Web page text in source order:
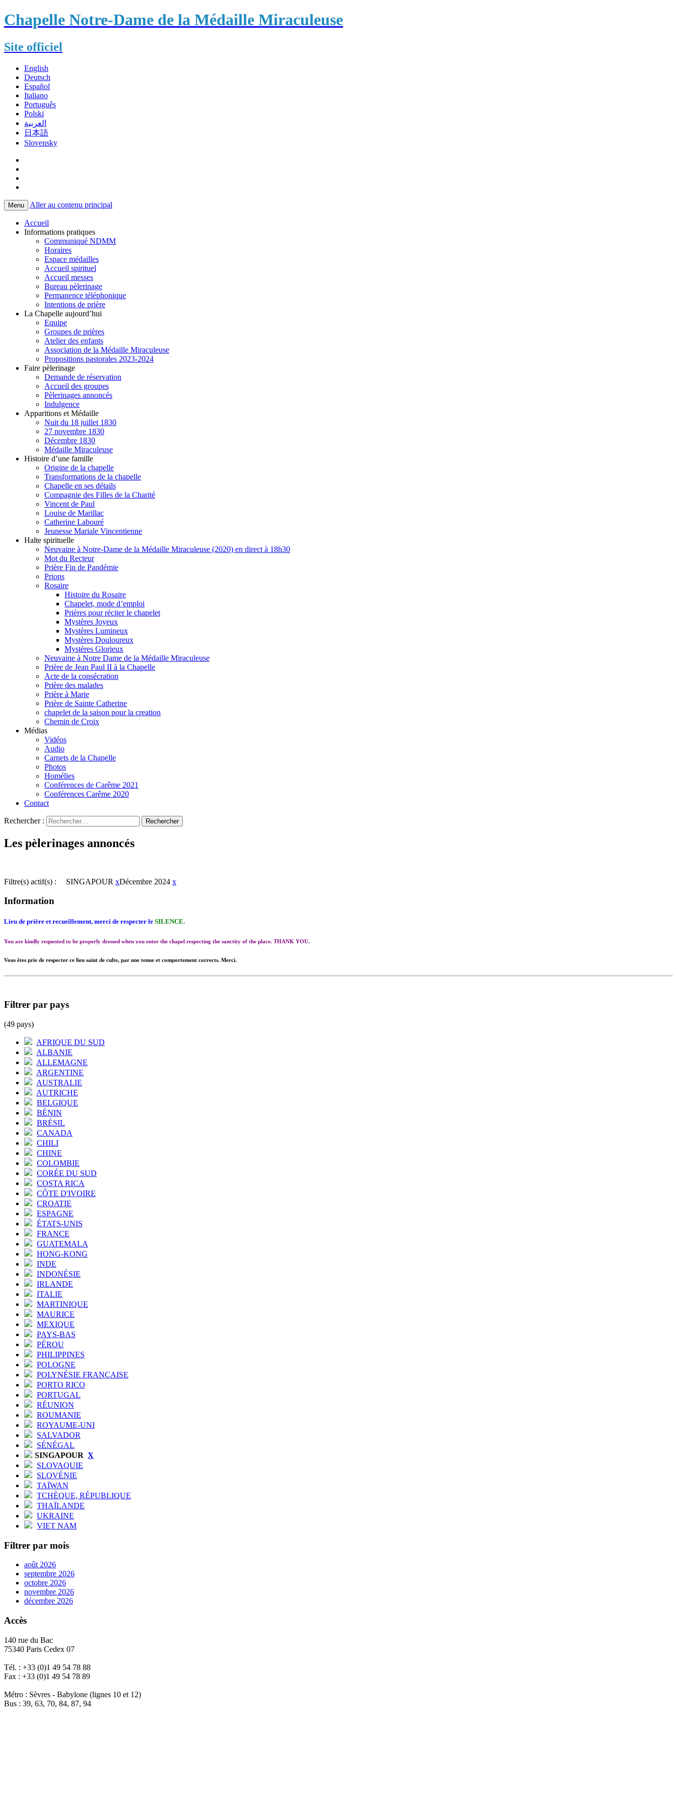
Chapelle Notre-Dame de la Médaille Miraculeuse
Site officiel
English
Deutsch
Español
Italiano
Português
Polski
العربية
日本語
Slovensky
Menu Aller au contenu principal
Accueil
Informations pratiques
Communiqué NDMM
Horaires
Espace médailles
Accueil spirituel
Accueil messes
Bureau pèlerinage
Permanence téléphonique
Intentions de prière
La Chapelle aujourd’hui
Equipe
Groupes de prières
Atelier des enfants
Association de la Médaille Miraculeuse
Propositions pastorales 2023-2024
Faire pèlerinage
Demande de réservation
Accueil des groupes
Pèlerinages annoncés
Indulgence
Apparitions et Médaille
Nuit du 18 juillet 1830
27 novembre 1830
Décembre 1830
Médaille Miraculeuse
Histoire d’une famille
Origine de la chapelle
Transformations de la chapelle
Chapelle en ses détails
Compagnie des Filles de la Charité
Vincent de Paul
Louise de Marillac
Catherine Labouré
Jeunesse Mariale Vincentienne
Halte spirituelle
Neuvaine à Notre-Dame de la Médaille Miraculeuse (2020) en direct à 18h30
Mot du Recteur
Prière Fin de Pandémie
Prions
Rosaire
Histoire du Rosaire
Chapelet, mode d’emploi
Prières pour réciter le chapelet
Mystères Joyeux
Mystères Lumineux
Mystères Douloureux
Mystères Glorieux
Neuvaine à Notre Dame de la Médaille Miraculeuse
Prière de Jean Paul II à la Chapelle
Acte de la consécration
Prière des malades
Prière à Marie
Prière de Sainte Catherine
chapelet de la saison pour la creation
Chemin de Croix
Médias
Vidéos
Audio
Carnets de la Chapelle
Photos
Homélies
Conférences de Carême 2021
Conférences Carême 2020
Contact
Rechercher :
Les pèlerinages annoncés
Filtre(s) actif(s) : SINGAPOUR xDécembre 2024 x
Information
Lieu de prière et recueillement, merci de respecter le SILENCE.
You are kindly requested to be properly dressed when you enter the chapel respecting the sanctity of the place. THANK YOU.
Vous êtes prie de respecter ce lieu saint de culte, par une tenue et comportement corrects. Merci.
Filtrer par pays
(49 pays)
AFRIQUE DU SUD
ALBANIE
ALLEMAGNE
ARGENTINE
AUSTRALIE
AUTRICHE
BELGIQUE
BÉNIN
BRÉSIL
CANADA
CHILI
CHINE
COLOMBIE
CORÉE DU SUD
COSTA RICA
CÔTE D'IVOIRE
CROATIE
ESPAGNE
ÉTATS-UNIS
FRANCE
GUATEMALA
HONG-KONG
INDE
INDONÉSIE
IRLANDE
ITALIE
MARTINIQUE
MAURICE
MEXIQUE
PAYS-BAS
PÉROU
PHILIPPINES
POLOGNE
POLYNÉSIE FRANÇAISE
PORTO RICO
PORTUGAL
RÉUNION
ROUMANIE
ROYAUME-UNI
SALVADOR
SÉNÉGAL
SINGAPOUR X
SLOVAQUIE
SLOVÉNIE
TAÏWAN
TCHÈQUE, RÉPUBLIQUE
THAÏLANDE
UKRAINE
VIET NAM
Filtrer par mois
août 2026
septembre 2026
octobre 2026
novembre 2026
décembre 2026
Accès
140 rue du Bac
75340 Paris Cedex 07
Tél. : +33 (0)1 49 54 78 88
Fax : +33 (0)1 49 54 78 89
Métro : Sèvres - Babylone (lignes 10 et 12)
Bus : 39, 63, 70, 84, 87, 94